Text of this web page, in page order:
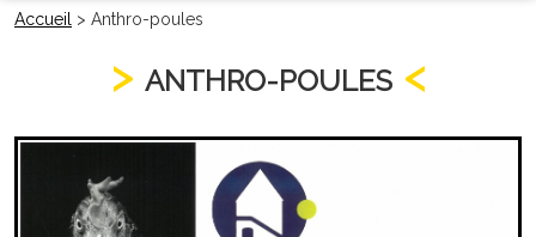
Accueil > Anthro-poules
ANTHRO-POULES